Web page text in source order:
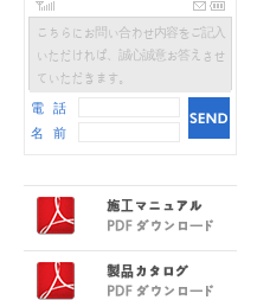
こちらにお問い合わせ内容をご記入
いただければ、誠心誠意お答えさせ
ていただきます。
電 話
名 前